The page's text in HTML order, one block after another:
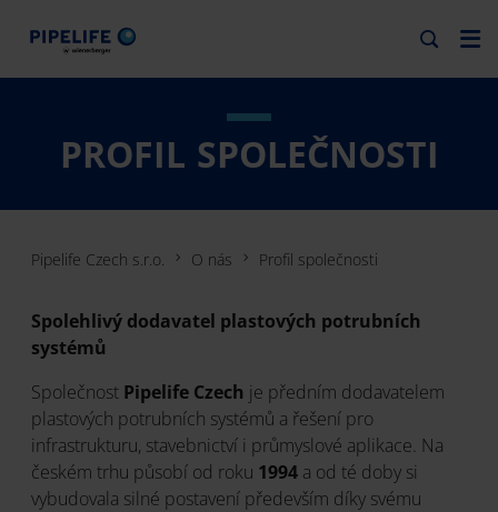
PROFIL SPOLEČNOSTI
Pipelife Czech s.r.o. O nás Profil společnosti
Spolehlivý dodavatel plastových potrubních
systémů
Společnost Pipelife Czech je předním dodavatelem
plastových potrubních systémů a řešení pro
infrastrukturu, stavebnictví i průmyslové aplikace. Na
českém trhu působí od roku 1994 a od té doby si
vybudovala silné postavení především díky svému